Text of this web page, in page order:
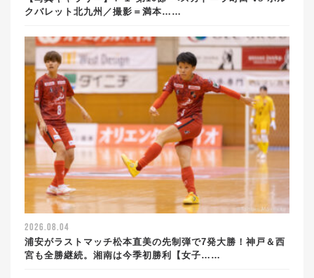
クバレット北九州／撮影＝満本……
2026.08.04
浦安がラストマッチ松本直美の先制弾で7発大勝！神戸＆西
宮も全勝継続。湘南は今季初勝利【女子……